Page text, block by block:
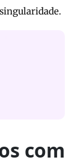
com